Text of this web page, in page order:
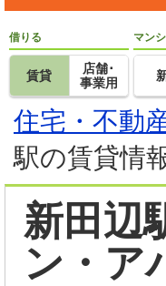
借りる
賃貸
店舗･
事業用
マン
住宅・不動
駅の賃貸情
新田辺
ン・ア